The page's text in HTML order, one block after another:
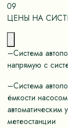
09
ЦЕНЫ НА
–Система
напрямую с
–Система
ёмкости
автоматическим
метеостанции